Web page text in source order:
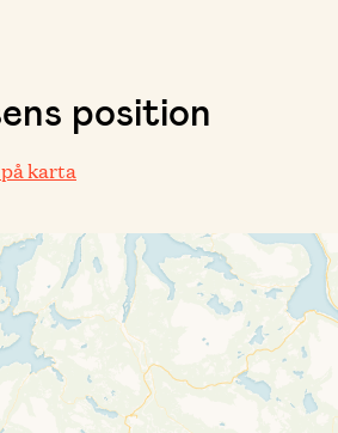
position
karta